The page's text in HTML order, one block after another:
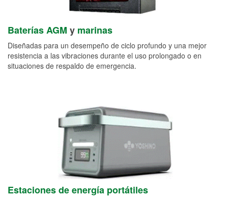
Baterías AGM y marinas
Diseñadas para un desempeño de ciclo profundo y una mejor
resistencia a las vibraciones durante el uso prolongado o en
situaciones de respaldo de emergencia.
Estaciones de energía portátiles